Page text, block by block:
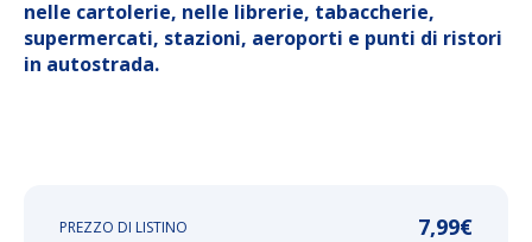
nelle cartolerie, nelle librerie, tabaccherie,
supermercati, stazioni, aeroporti e punti di ristori
in autostrada.
PREZZO DI LISTINO 7,99€